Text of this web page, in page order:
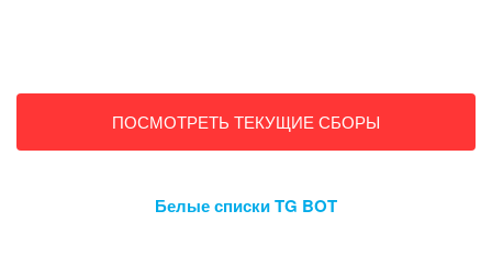
ПОСМОТРЕТЬ ТЕКУЩИЕ СБОРЫ
Белые списки TG BOT